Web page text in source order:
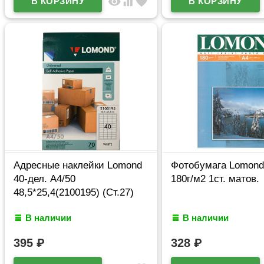
Адресные наклейки Lomond
40-дел. А4/50
48,5*25,4(2100195) (Ст.27)
В наличии
395 ₽
Фотобумага
180г/м2 1ст. матов.
В наличии
328₽